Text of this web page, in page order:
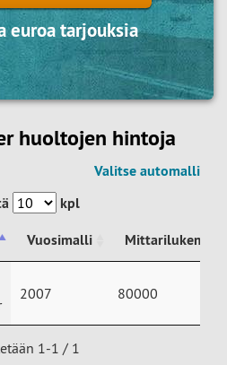
euroa tarjouksia
huoltojen hintoja
Valitse automalli
kpl
Vuosimalli
Mittarilukema
2007 80000
1-1 / 1